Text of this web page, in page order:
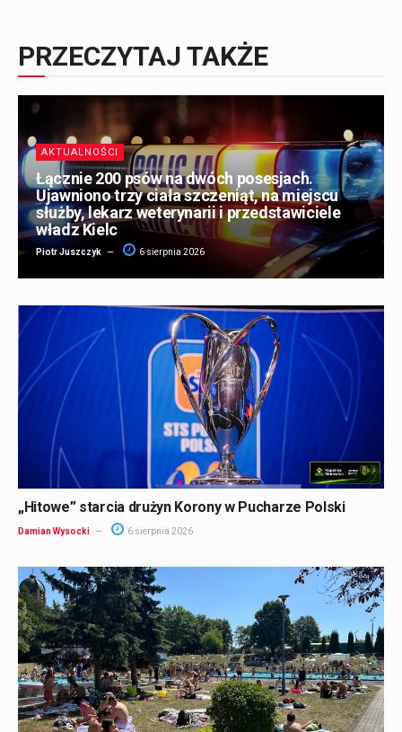
PRZECZYTAJ TAKŻE
AKTUALNOŚCI
Łącznie 200 psów na dwóch posesjach.
Ujawniono trzy ciała szczeniąt, na miejscu
służby, lekarz weterynarii i przedstawiciele
władz Kielc
Piotr Juszczyk 6 sierpnia 2026
„Hitowe” starcia drużyn Korony w Pucharze Polski
Damian Wysocki 6 sierpnia 2026